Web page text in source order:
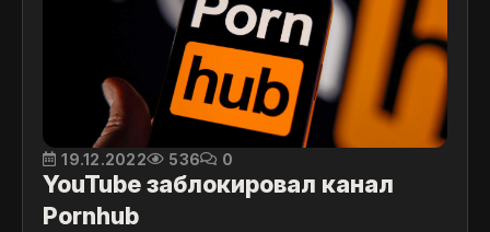
19.12.2022 536 0
YouTube заблокировал канал
Pornhub